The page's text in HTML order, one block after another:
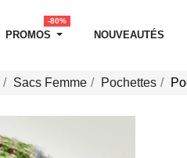
PROMOS
-80%
NOUVEAUTÉS
Sacs Femme Pochettes